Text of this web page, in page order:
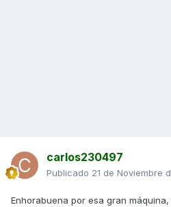
carlos230497
Publicado 21 de Noviembre
Enhorabuena por esa gran